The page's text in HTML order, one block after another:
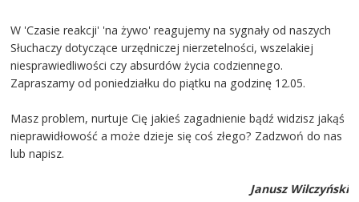
W 'Czasie reakcji' 'na żywo' reagujemy na sygnały od naszych
Słuchaczy dotyczące urzędniczej nierzetelności, wszelakiej
niesprawiedliwości czy absurdów życia codziennego.
Zapraszamy od poniedziałku do piątku na godzinę 12.05.
Masz problem, nurtuje Cię jakieś zagadnienie bądź widzisz jakąś
nieprawidłowość a może dzieje się coś złego? Zadzwoń do nas
lub napisz.
Janusz Wilczyński